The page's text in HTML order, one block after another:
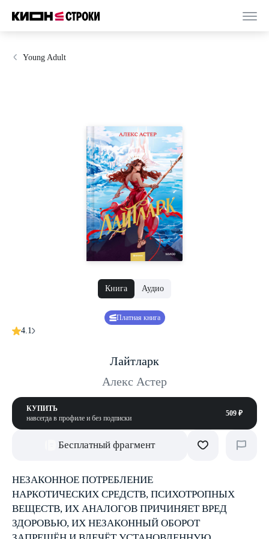
Young Adult
Книга Аудио
Платная книга
4.1
Лайтларк
Алекс Астер
КУПИТЬ
навсегда в профиле и без подписки
509 ₽
Бесплатный фрагмент
НЕЗАКОННОЕ ПОТРЕБЛЕНИЕ
НАРКОТИЧЕСКИХ СРЕДСТВ, ПСИХОТРОПНЫХ
ВЕЩЕСТВ, ИХ АНАЛОГОВ ПРИЧИНЯЕТ ВРЕД
ЗДОРОВЬЮ, ИХ НЕЗАКОННЫЙ ОБОРОТ